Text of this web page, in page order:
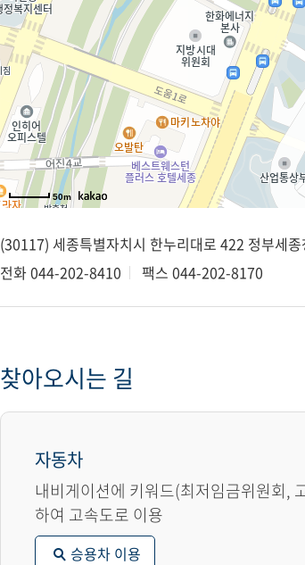
50m
(30117) 세종특별자치시 한누리대로 422 정부세
전화044-202-8410 팩스 044-202-8170
찾아오시는 길
자동차
내비게이션에 키워드(최저임금위원회,
하여 고속도로 이용
승용차 이용